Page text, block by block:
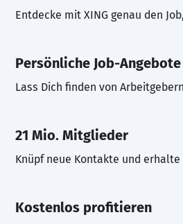
Entdecke mit XING genau den
Persönliche Job-Angebote
Lass Dich finden von
21 Mio. Mitglieder
Knüpf neue Kontakte und
Kostenlos profitieren